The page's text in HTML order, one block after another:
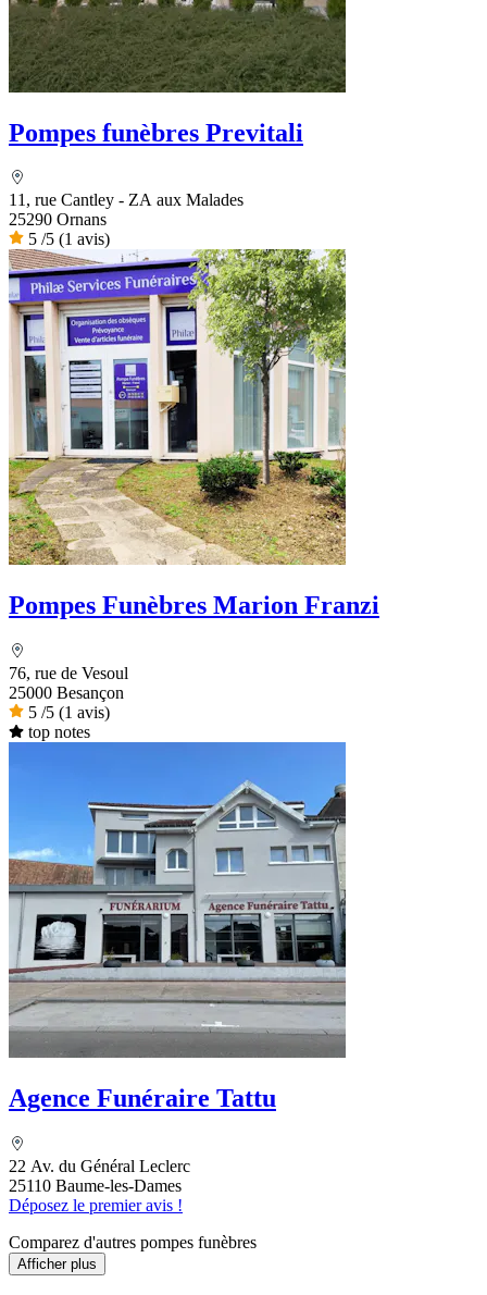
Pompes funèbres Previtali
11, rue Cantley - ZA aux Malades
25290 Ornans
5 /5 (1 avis)
Pompes Funèbres Marion Franzi
76, rue de Vesoul
25000 Besançon
5 /5 (1 avis)
top notes
Agence Funéraire Tattu
22 Av. du Général Leclerc
25110 Baume-les-Dames
Déposez le premier avis !
Comparez d'autres pompes funèbres
Afficher plus